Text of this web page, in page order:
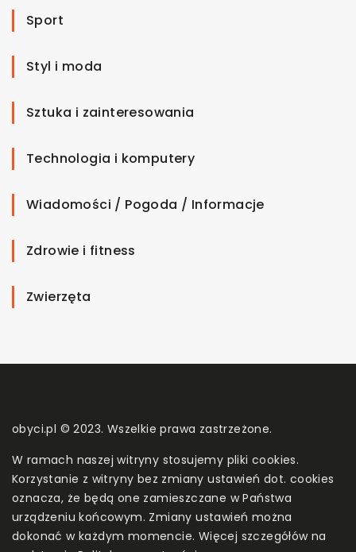
Sport
Styl i moda
Sztuka i zainteresowania
Technologia i komputery
Wiadomości / Pogoda / Informacje
Zdrowie i fitness
Zwierzęta
obyci.pl © 2023. Wszelkie prawa zastrzeżone.
W ramach naszej witryny stosujemy pliki cookies.
Korzystanie z witryny bez zmiany ustawień dot. cookies
oznacza, że będą one zamieszczane w Państwa
urządzeniu końcowym. Zmiany ustawień można
dokonać w każdym momencie. Więcej szczegółów na